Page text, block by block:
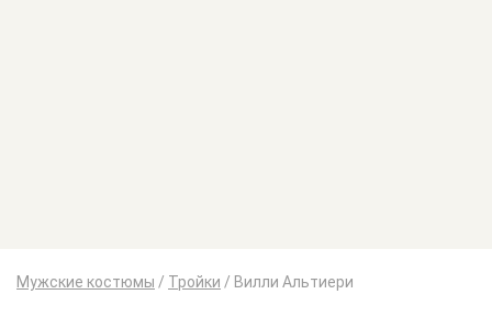
Мужские костюмы / Тройки / Вилли Альтиери